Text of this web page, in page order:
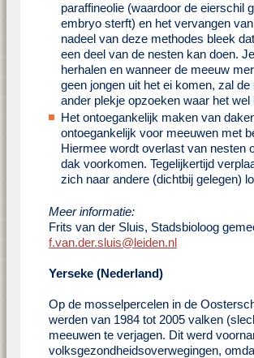
paraffineolie (waardoor de eierschil
embryo sterft) en het vervangen
nadeel van deze methodes bleek
een deel van de nesten kan doen.
herhalen en wanneer de meeuw
geen jongen uit het ei komen, zal
ander plekje opzoeken waar het wel
Het ontoegankelijk maken van
ontoegankelijk voor meeuwen met
Hiermee wordt overlast van nesten
dak voorkomen. Tegelijkertijd
zich naar andere (dichtbij gelegen)
Meer informatie:
Frits van der Sluis, Stadsbioloog
f.van.der.sluis@leiden.nl
Yerseke (Nederland)
Op de mosselpercelen in de
werden van 1984 tot 2005 valken
meeuwen te verjagen. Dit werd
volksgezondheidsoverwegingen,